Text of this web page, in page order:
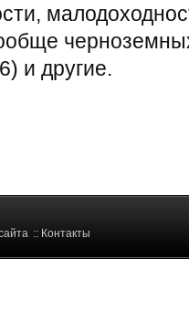
и другие.
:: Контакты